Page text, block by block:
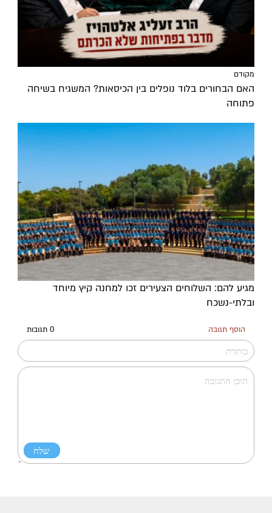
מקודם
האם הבחורים בלוד נופלים בין הכיסאות? המשגיח בשיחה
פתוחה
מגיע להם: השלוחים הצעירים זכו למחנה קיץ מיוחד
ובלתי-נשכח
הוסף תגובה 0 תגובות